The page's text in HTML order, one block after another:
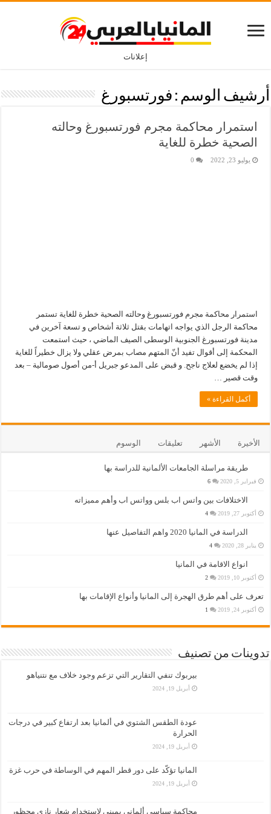
إعلانات
أرشيف الوسم : فورتسبورغ
استمرار محاكمة مجرم فورتسبورغ وحالته
الصحية خطرة للغاية
يوليو 23, 2022 0
استمرار محاكمة مجرم فورتسبورغ وحالته الصحية خطرة للغاية تستمر
محاكمة الرجل الذي يواجه اتهامات بقتل ثلاثة أشخاص و تسعة آخرين في
مدينة فورتسبورغ الجنوبية الوسطى الصيف الماضي ، حيث استمعت
المحكمة إلى أقوال تفيد أنّ المتهم مصاب بمرض عقلي ولا يزال خطيراً للغاية
إذا لم يخضع لعلاج ناجح. و قبض على المدعو جبريل أ-من أصول صومالية – بعد
وقت قصير …
أكمل القراءة »
الأخيرة الأشهر تعليقات الوسوم
طريقة مراسلة الجامعات الألمانية للدراسة بها
فبراير 5, 2020 6
الاختلافات بين واتس اب بلس وواتس اب وأهم مميزاته
أكتوبر 27, 2019 4
الدراسة في المانيا 2020 واهم التفاصيل عنها
يناير 28, 2020 4
انواع الاقامة في المانيا
أكتوبر 10, 2019 2
تعرف على أهم طرق الهجرة إلى المانيا وأنواع الإقامات بها
أكتوبر 24, 2019 1
تدوينات من تصنيف
بيربوك تنفي التقارير التي تزعم وجود خلاف مع نتنياهو
أبريل 19, 2024
عودة الطقس الشتوي في ألمانيا بعد ارتفاع كبير في درجات
الحرارة
أبريل 19, 2024
المانيا تؤكّد على دور قطر المهم في الوساطة في حرب غزة
أبريل 19, 2024
محاكمة سياسي ألماني يميني لاستخدام شعار نازي محظور